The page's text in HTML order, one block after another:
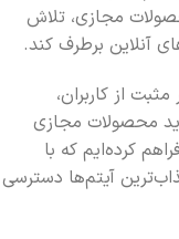
مجازی، تلاش
آنلاین برطرف کند.
مثبت از کاربران،
محصولات مجازی
کرده‌ایم که با
آیتم‌ها دسترسی